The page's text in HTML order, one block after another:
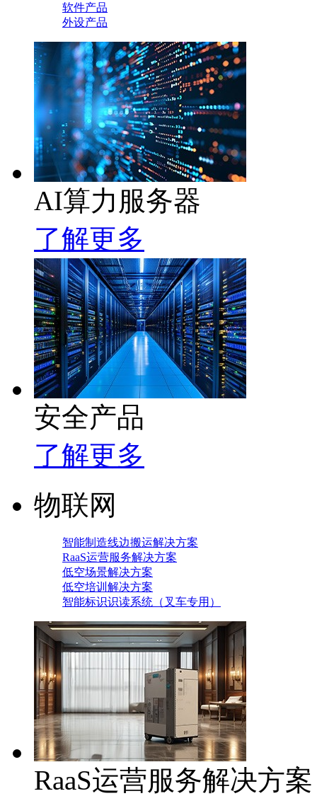
软件产品
外设产品
AI算力服务器
了解更多
安全产品
了解更多
物联网
智能制造线边搬运解决方案
RaaS运营服务解决方案
低空场景解决方案
低空培训解决方案
智能标识识读系统（叉车专用）
RaaS运营服务解决方案